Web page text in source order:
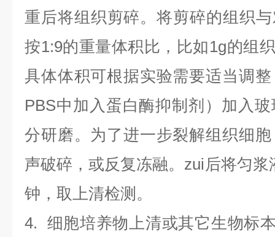
重后将组织剪碎。将剪碎的组织
按1:9的重量体积比，比如1g的组
具体体积可根据实验需要适当调
PBS中加入蛋白酶抑制剂）加入
分研磨。为了进一步裂解组织细
声破碎，或反复冻融。zui后将匀浆
钟，取上清检测。
4. 细胞培养物上清或其它生物标